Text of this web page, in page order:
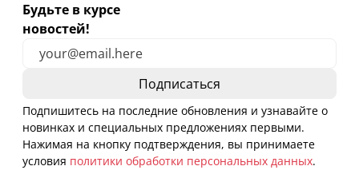
Будьте в курсе
новостей!
Подпишитесь на последние обновления и узнавайте о
новинках и специальных предложениях первыми.
Нажимая на кнопку подтверждения, вы принимаете
условия политики обработки персональных данных.